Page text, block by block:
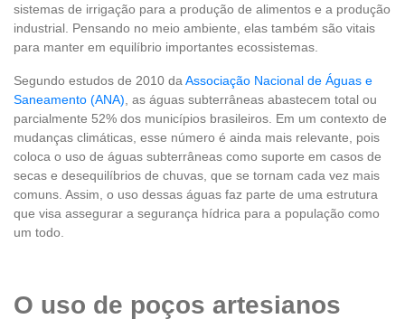
sistemas de irrigação para a produção de alimentos e a produção
industrial. Pensando no meio ambiente, elas também são vitais
para manter em equilíbrio importantes ecossistemas.
Segundo estudos de 2010 da Associação Nacional de Águas e
Saneamento (ANA) , as águas subterrâneas abastecem total ou
parcialmente 52% dos municípios brasileiros. Em um contexto de
mudanças climáticas, esse número é ainda mais relevante, pois
coloca o uso de águas subterrâneas como suporte em casos de
secas e desequilíbrios de chuvas, que se tornam cada vez mais
comuns. Assim, o uso dessas águas faz parte de uma estrutura
que visa assegurar a segurança hídrica para a população como
um todo.
O uso de poços artesianos